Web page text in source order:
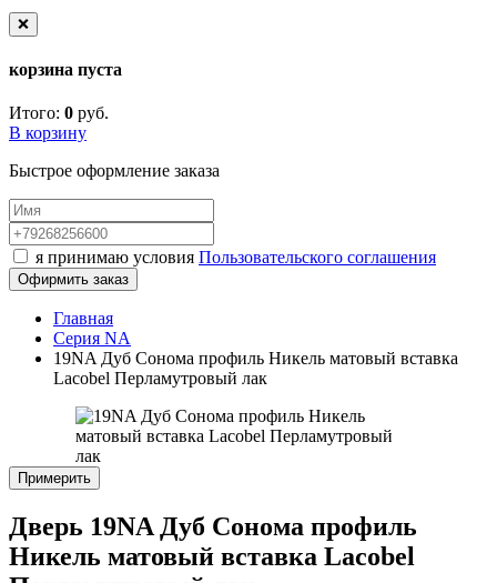
❌
корзина пуста
Итого: 0 руб.
В корзину
Быстрое оформление заказа
я принимаю условия Пользовательского соглашения
Офирмить заказ
Главная
Серия NA
19NA Дуб Сонома профиль Никель матовый вставка
Lacobel Перламутровый лак
Примерить
Дверь 19NA Дуб Сонома профиль
Никель матовый вставка Lacobel